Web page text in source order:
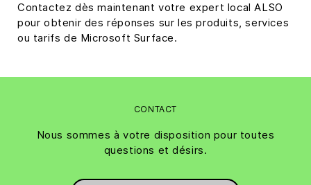
Contactez dès maintenant votre expert local ALSO
pour obtenir des réponses sur les produits, services
ou tarifs de Microsoft Surface.
CONTACT
Nous sommes à votre disposition pour toutes
questions et désirs.